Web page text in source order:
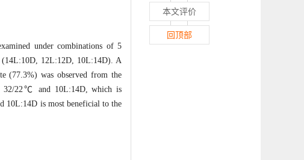
under combinations of 5
(14L:10D, 12L:12D, 10L:14D). A
(77.3%) was observed from the
32/22℃ and 10L:14D, which is
10L:14D is most beneficial to the
本文评价
回顶部